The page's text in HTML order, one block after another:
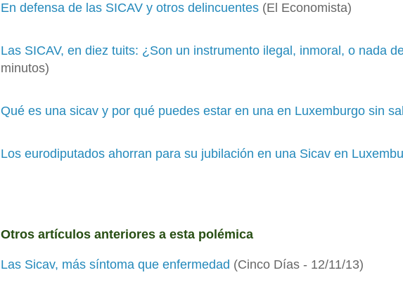
En defensa de las SICAV y otros delincuentes (El Economista)
Las SICAV, en diez tuits: ¿Son un instrumento ilegal, inmoral, o nada
minutos)
Qué es una sicav y por qué puedes estar en una en Luxemburgo sin
Los eurodiputados ahorran para su jubilación en una Sicav en
Otros artículos anteriores a esta polémica
Las Sicav, más síntoma que enfermedad (Cinco Días - 12/11/13)